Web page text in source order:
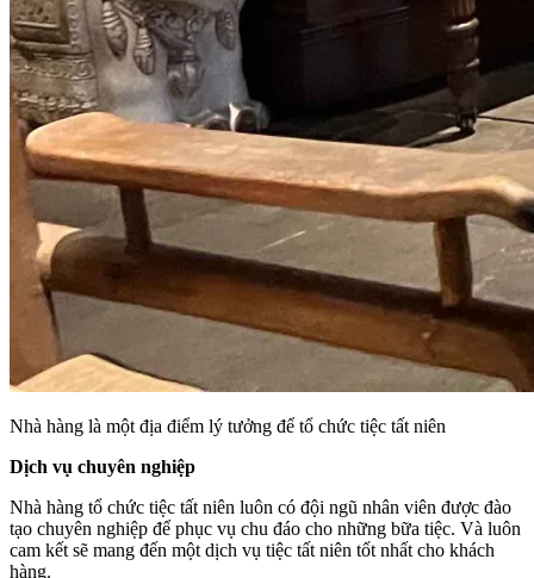
Nhà hàng là một địa điểm lý tưởng để tổ chức tiệc tất niên
Dịch vụ chuyên nghiệp
Nhà hàng tổ chức tiệc tất niên luôn có đội ngũ nhân viên được đào
tạo chuyên nghiệp để phục vụ chu đáo cho những bữa tiệc. Và luôn
cam kết sẽ mang đến một dịch vụ tiệc tất niên tốt nhất cho khách
hàng.